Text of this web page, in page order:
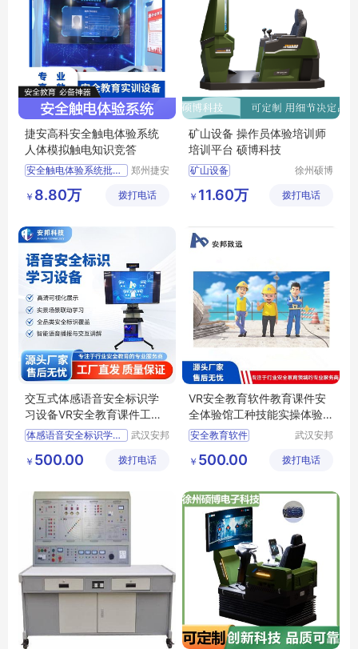
捷安高科安全触电体验系统
人体模拟触电知识竞答
安全触电体验系统批发价格
安全触电体验系统行情报价
郑州捷安
有限公司
￥ 8.80万 拨打电话
矿山设备 操作员体验培训师
培训平台 硕博科技
矿山设备
培训平台
徐州硕博
有限公司
￥ 11.60万 拨打电话
交互式体感语音安全标识学
习设备VR安全教育课件工地
安全培训
体感语音安全标识学习设备
武汉安邦
有限公司
￥ 500.00 拨打电话
VR安全教育软件教育课件安
全体验馆工种技能实操体验
三维动画课件
安全教育软件
武汉安邦
有限公司
￥ 500.00 拨打电话